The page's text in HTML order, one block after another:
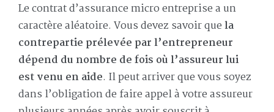
Le contrat d’assurance micro entreprise a un
caractère aléatoire. Vous devez savoir quela
contrepartie prélevée par l’entrepreneur
dépend du nombre de fois où l’assureur lui
est venu en aide. Il peut arriver que vous soyez
dans l’obligation de faire appel à votre assureur